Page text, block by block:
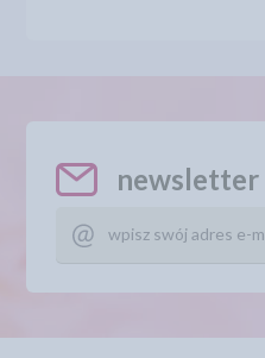
newsletter